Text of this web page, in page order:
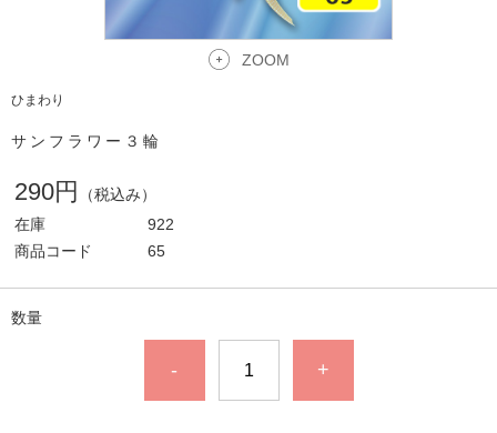
ZOOM
ひまわり
サンフラワー３輪
290円
（税込み）
在庫
922
商品コード
65
数量
- +